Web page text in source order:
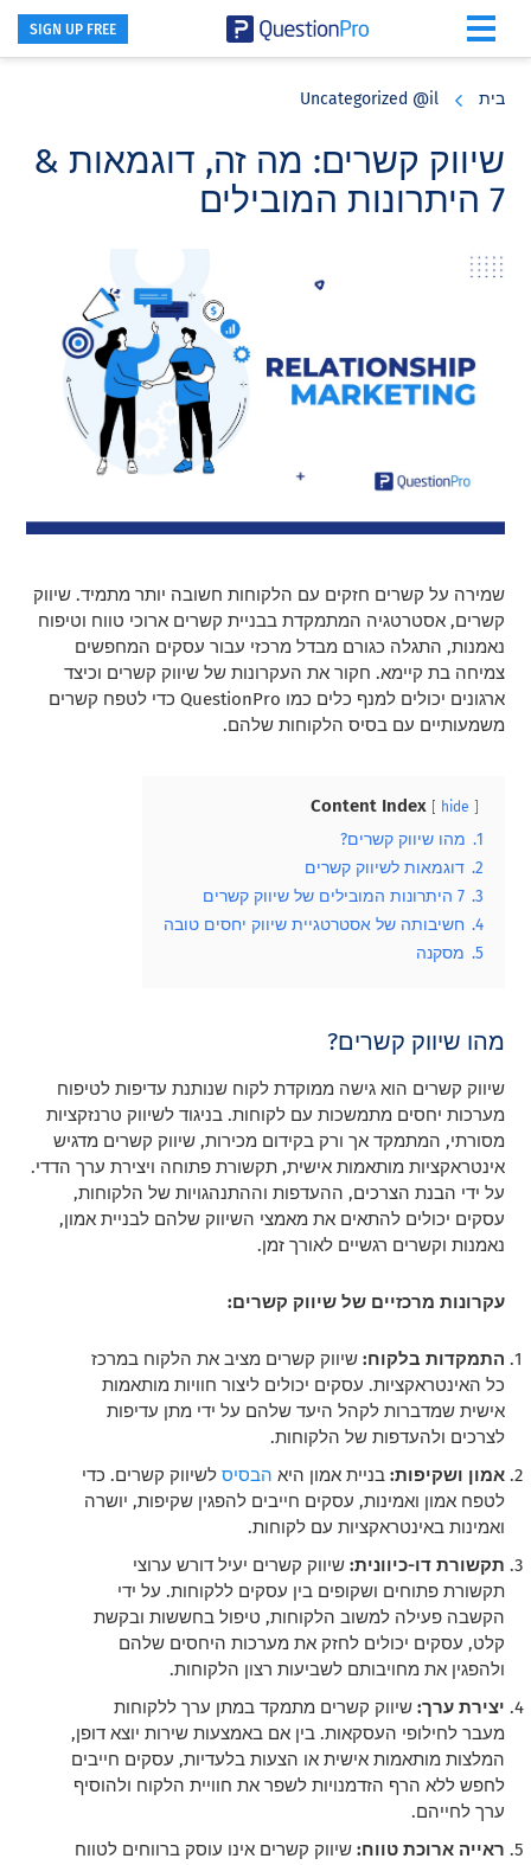
SIGN UP FREE
בית Uncategorized @il
שיווק קשרים: מה זה, דוגמאות &
7 היתרונות המובילים
שמירה על קשרים חזקים עם הלקוחות חשובה יותר מתמיד. שיווק
קשרים, אסטרטגיה המתמקדת בבניית קשרים ארוכי טווח וטיפוח
נאמנות, התגלה כגורם מבדל מרכזי עבור עסקים המחפשים
צמיחה בת קיימא. חקור את העקרונות של שיווק קשרים וכיצד
ארגונים יכולים למנף כלים כמו QuestionPro כדי לטפח קשרים
משמעותיים עם בסיס הלקוחות שלהם.
Content Index hide
1. מהו שיווק קשרים?
2. דוגמאות לשיווק קשרים
3. 7 היתרונות המובילים של שיווק קשרים
4. חשיבותה של אסטרטגיית שיווק יחסים טובה
5. מסקנה
מהו שיווק קשרים?
שיווק קשרים הוא גישה ממוקדת לקוח שנותנת עדיפות לטיפוח
מערכות יחסים מתמשכות עם לקוחות. בניגוד לשיווק טרנזקציות
מסורתי, המתמקד אך ורק בקידום מכירות, שיווק קשרים מדגיש
אינטראקציות מותאמות אישית, תקשורת פתוחה ויצירת ערך הדדי.
על ידי הבנת הצרכים, ההעדפות וההתנהגויות של הלקוחות,
עסקים יכולים להתאים את מאמצי השיווק שלהם לבניית אמון,
נאמנות וקשרים רגשיים לאורך זמן.
עקרונות מרכזיים של שיווק קשרים:
התמקדות בלקוח: שיווק קשרים מציב את הלקוח במרכז
כל האינטראקציות. עסקים יכולים ליצור חוויות מותאמות
אישית שמדברות לקהל היעד שלהם על ידי מתן עדיפות
לצרכים ולהעדפות של הלקוחות.
אמון ושקיפות:בניית אמון היא הבסיס לשיווק קשרים. כדי
לטפח אמון ואמינות, עסקים חייבים להפגין שקיפות, יושרה
ואמינות באינטראקציות עם לקוחות.
תקשורת דו-כיוונית: שיווק קשרים יעיל דורש ערוצי
תקשורת פתוחים ושקופים בין עסקים ללקוחות. על ידי
הקשבה פעילה למשוב הלקוחות, טיפול בחששות ובקשת
קלט, עסקים יכולים לחזק את מערכות היחסים שלהם
ולהפגין את מחויבותם לשביעות רצון הלקוחות.
יצירת ערך: שיווק קשרים מתמקד במתן ערך ללקוחות
מעבר לחילופי העסקאות. בין אם באמצעות שירות יוצא דופן,
המלצות מותאמות אישית או הצעות בלעדיות, עסקים חייבים
לחפש ללא הרף הזדמנויות לשפר את חוויית הלקוח ולהוסיף
ערך לחייהם.
ראייה ארוכת טווח: שיווק קשרים אינו עוסק ברווחים לטווח